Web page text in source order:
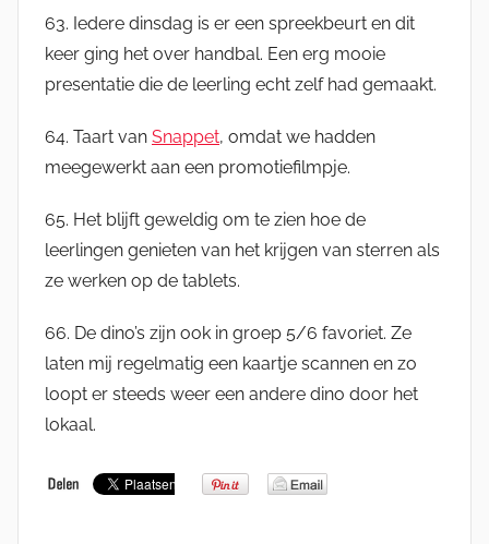
63. Iedere dinsdag is er een spreekbeurt en dit
keer ging het over handbal. Een erg mooie
presentatie die de leerling echt zelf had gemaakt.
64. Taart van Snappet, omdat we hadden
meegewerkt aan een promotiefilmpje.
65. Het blijft geweldig om te zien hoe de
leerlingen genieten van het krijgen van sterren als
ze werken op de tablets.
66. De dino’s zijn ook in groep 5/6 favoriet. Ze
laten mij regelmatig een kaartje scannen en zo
loopt er steeds weer een andere dino door het
lokaal.